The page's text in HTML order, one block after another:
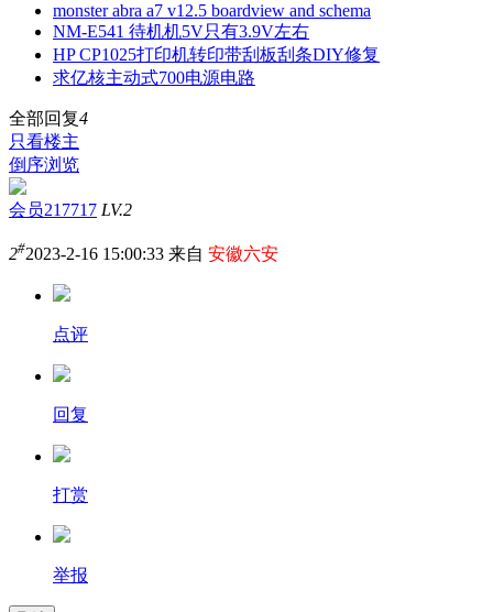
monster abra a7 v12.5 boardview and schema
NM-E541 待机机5V只有3.9V左右
HP CP1025打印机转印带刮板刮条DIY修复
求亿核主动式700电源电路
全部回复4
只看楼主
倒序浏览
会员217717 LV.2
2#2023-2-16 15:00:33 来自 安徽六安
点评
回复
打赏
举报